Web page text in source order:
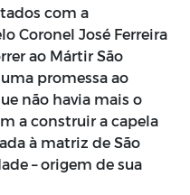
com a
Coronel José Ferreira
ao Mártir São
promessa ao
não havia mais o
a construir a capela
à matriz de São
– origem de sua